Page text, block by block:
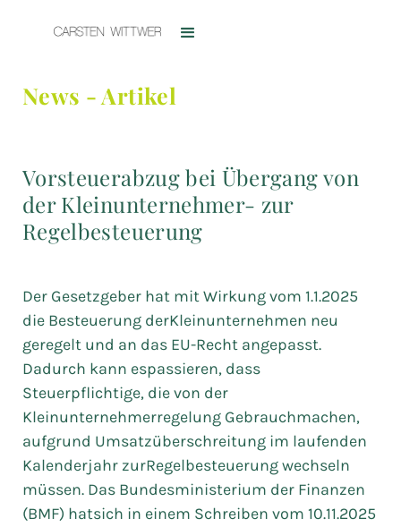
News - Artikel
Vorsteuerabzug bei Übergang von
der Kleinunternehmer- zur
Regelbesteuerung
Der Gesetzgeber hat mit Wirkung vom 1.1.2025
die Besteuerung derKleinunternehmen neu
geregelt und an das EU-Recht angepasst.
Dadurch kann espassieren, dass
Steuerpflichtige, die von der
Kleinunternehmerregelung Gebrauchmachen,
aufgrund Umsatzüberschreitung im laufenden
Kalenderjahr zurRegelbesteuerung wechseln
müssen. Das Bundesministerium der Finanzen
(BMF) hatsich in einem Schreiben vom 10.11.2025